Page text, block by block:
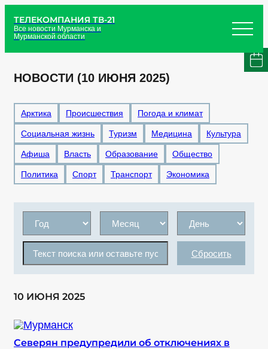
ТЕЛЕКОМПАНИЯ ТВ-21
Все новости Мурманска и
Мурманской области
НОВОСТИ (10 ИЮНЯ 2025)
Арктика Происшествия Погода и климат
Социальная жизнь Туризм Медицина Культура
Афиша Власть Образование Общество
Политика Спорт Транспорт Экономика
Сбросить
10 ИЮНЯ 2025
Северян предупредили об отключениях в